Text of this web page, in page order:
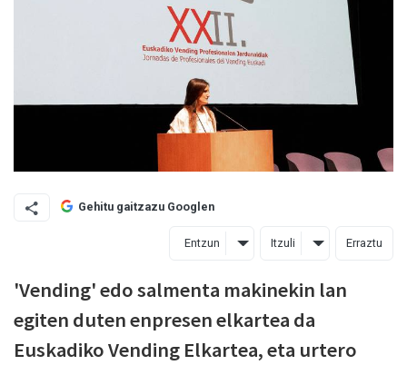
Gehitu gaitzazu Googlen
Entzun Itzuli Erraztu
'Vending' edo salmenta makinekin lan
egiten duten enpresen elkartea da
Euskadiko Vending Elkartea, eta urtero